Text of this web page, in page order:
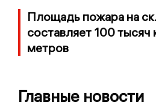
Площадь пожара на
составляет 100 тысяч
метров
Главные новости